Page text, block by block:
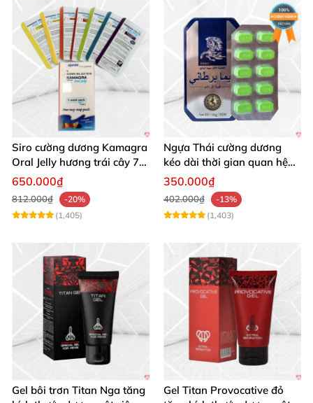
Siro cường dương Kamagra
Oral Jelly hương trái cây 7
gói 100g chính hãng
650.000₫
812.000₫
-20%
(1,405)
Ngựa Thái cường dương
kéo dài thời gian quan hệ
nam giới
350.000₫
402.000₫
-13%
(1,403)
Gel bôi trơn Titan Nga tăng
Gel Titan Provocative đỏ